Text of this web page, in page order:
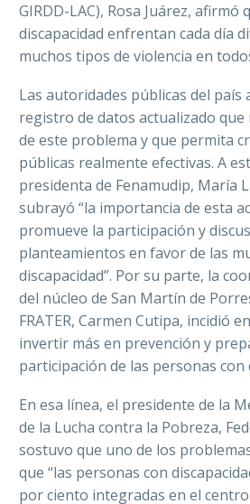
GIRDD-LAC), Rosa Juárez, afirmó
discapacidad enfrentan cada día
muchos tipos de violencia en
Las autoridades públicas del
registro de datos actualizado
de este problema y que permita
públicas realmente efectivas. A
presidenta de Fenamudip, María
subrayó “la importancia de esta
promueve la participación y
planteamientos en favor de las
discapacidad”. Por su parte, la
del núcleo de San Martín de
FRATER, Carmen Cutipa, incidió
invertir más en prevención y
participación de las personas con
En esa línea, el presidente de la
de la Lucha contra la Pobreza,
sostuvo que uno de los
que “las personas con
por ciento integradas en el